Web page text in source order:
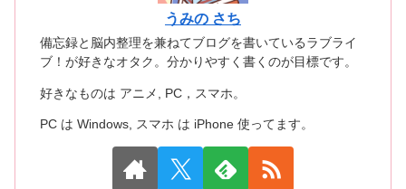
うみの さち
備忘録と脳内整理を兼ねてブログを書いているラブライ
ブ！が好きなオタク。分かりやすく書くのが目標です。
好きなものは アニメ, PC，スマホ。
PC は Windows, スマホ は iPhone 使ってます。